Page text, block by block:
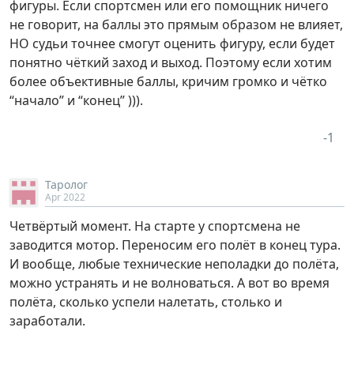
фигуры. Если спортсмен или его помощник ничего
не говорит, на баллы это прямым образом не влияет,
НО судьи точнее смогут оценить фигуру, если будет
понятно чёткий заход и выход. Поэтому если хотим
более объективные баллы, кричим громко и чётко
“начало” и “конец” ))).
Таролог
Apr 2022
Четвёртый момент. На старте у спортсмена не
заводится мотор. Переносим его полёт в конец тура.
И вообще, любые технические неполадки до полёта,
можно устранять и не волноваться. А вот во время
полёта, сколько успели налетать, столько и
заработали.